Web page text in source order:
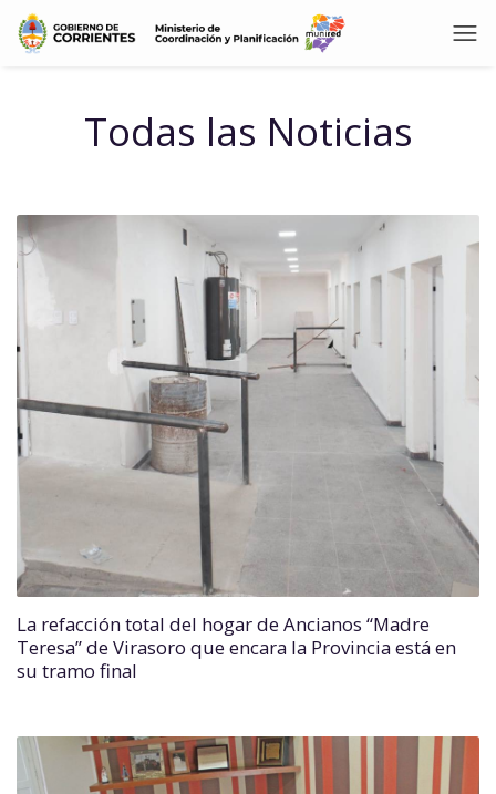
Todas las Noticias
La refacción total del hogar de Ancianos “Madre
Teresa” de Virasoro que encara la Provincia está en
su tramo final